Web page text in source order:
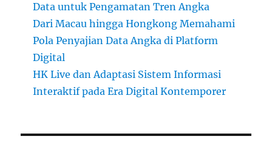
Data untuk Pengamatan Tren Angka
Dari Macau hingga Hongkong Memahami
Pola Penyajian Data Angka di Platform
Digital
HK Live dan Adaptasi Sistem Informasi
Interaktif pada Era Digital Kontemporer